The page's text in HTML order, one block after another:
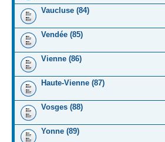
Vaucluse (84)
Vendée (85)
Vienne (86)
Haute-Vienne (87)
Vosges (88)
Yonne (89)